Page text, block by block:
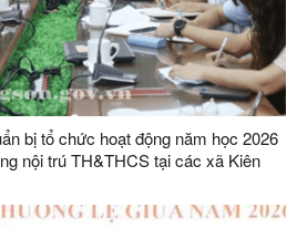
bị tổ chức hoạt động năm học 2026
nội trú TH&THCS tại các xã Kiên